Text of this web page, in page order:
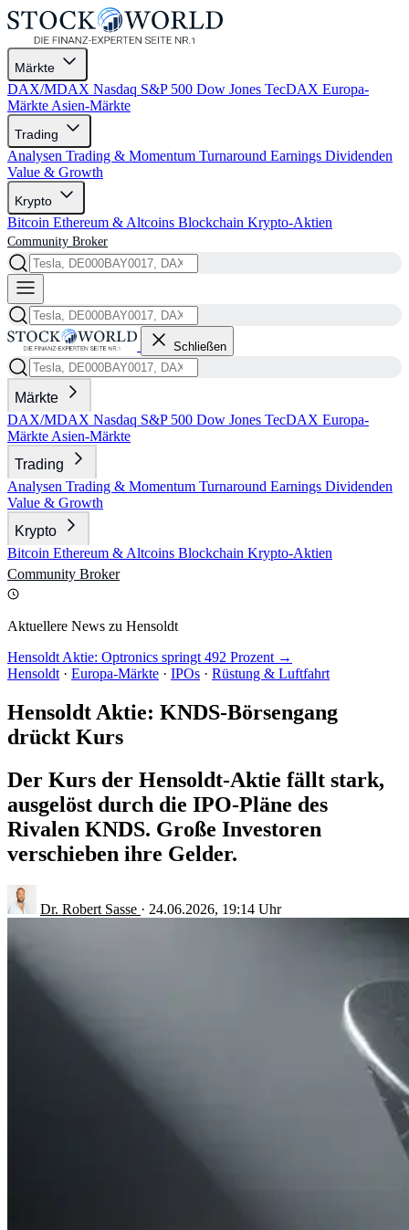
Märkte
DAX/MDAX Nasdaq S&P 500 Dow Jones TecDAX Europa-
Märkte Asien-Märkte
Trading
Analysen Trading & Momentum Turnaround Earnings Dividenden
Value & Growth
Krypto
Bitcoin Ethereum & Altcoins Blockchain Krypto-Aktien
Community Broker
Schließen
Märkte
DAX/MDAX Nasdaq S&P 500 Dow Jones TecDAX Europa-
Märkte Asien-Märkte
Trading
Analysen Trading & Momentum Turnaround Earnings Dividenden
Value & Growth
Krypto
Bitcoin Ethereum & Altcoins Blockchain Krypto-Aktien
Community Broker
Aktuellere News zu Hensoldt
Hensoldt Aktie: Optronics springt 492 Prozent →
Hensoldt · Europa-Märkte · IPOs · Rüstung & Luftfahrt
Hensoldt Aktie: KNDS-Börsengang
drückt Kurs
Der Kurs der Hensoldt-Aktie fällt stark,
ausgelöst durch die IPO-Pläne des
Rivalen KNDS. Große Investoren
verschieben ihre Gelder.
Dr. Robert Sasse · 24.06.2026, 19:14 Uhr